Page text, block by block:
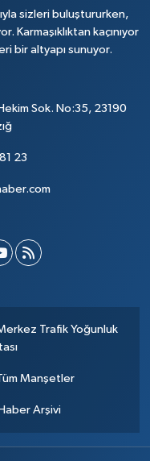
sizleri buluştururken,
Karmaşıklıktan kaçınıyor
bir altyapı sunuyor.
Sok. No:35, 23190
23
Trafik Yoğunluk
Manşetler
Haber Arşivi